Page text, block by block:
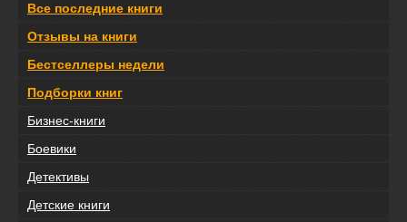
Все последние книги
Отзывы на книги
Бестселлеры недели
Подборки книг
Бизнес-книги
Боевики
Детективы
Детские книги